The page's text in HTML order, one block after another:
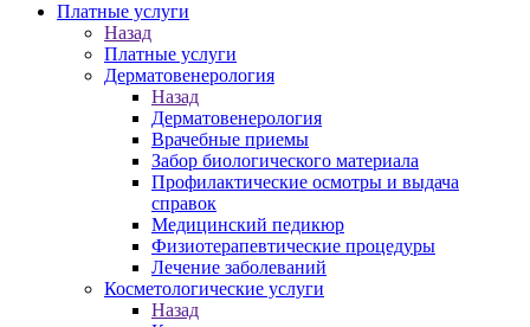
Платные услуги
Назад
Платные услуги
Дерматовенерология
Назад
Дерматовенерология
Врачебные приемы
Забор биологического материала
Профилактические осмотры и выдача
справок
Медицинский педикюр
Физиотерапевтические процедуры
Лечение заболеваний
Косметологические услуги
Назад